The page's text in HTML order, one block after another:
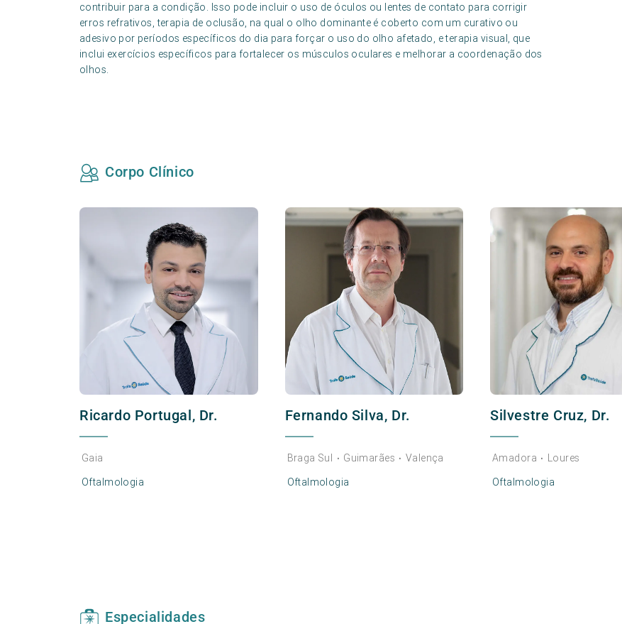
contribuir para a condição. Isso pode incluir o uso de óculos ou lentes de contato para corrigir
erros refrativos, terapia de oclusão, na qual o olho dominante é coberto com um curativo ou
adesivo por períodos específicos do dia para forçar o uso do olho afetado, e terapia visual, que
inclui exercícios específicos para fortalecer os músculos oculares e melhorar a coordenação dos
olhos.
Corpo Clínico
Ricardo Portugal, Dr.
Gaia
Oftalmologia
Fernando Silva, Dr.
Braga Sul • Guimarães • Valença
Oftalmologia
Silvestre Cruz, Dr.
Amadora •
Loures
Oftalmologia
Especialidades